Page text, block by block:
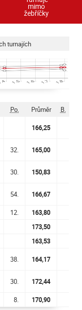
mimo
žebříčky
turnajích
Po. Průměr B.
166,25
32. 165,00
30. 150,83
54. 166,67
12.
163,80
173,50
163,53
38. 164,17
30. 172,44
8. 170,90